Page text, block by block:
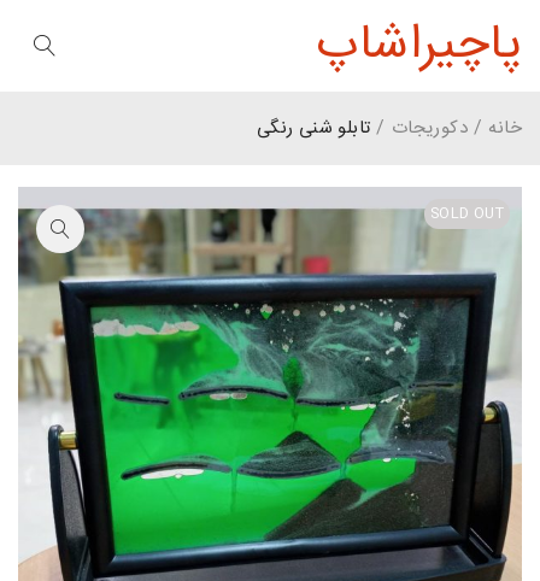
پاچیراشاپ
خانه / دکوریجات / تابلو شنی رنگی
SOLD OUT